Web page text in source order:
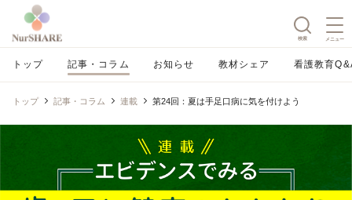
検索 メニュー
トップ 記事・コラム お知らせ 教材シェア 看護教育
トップ 記事・コラム 連載 第24回：夏は手足口病に気を付けよう